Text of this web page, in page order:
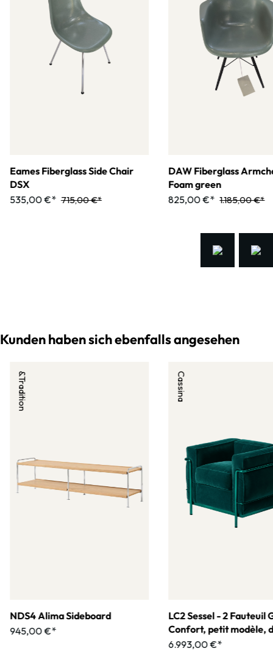
Eames Fiberglass Side Chair
DSX
535,00 €* 715,00 €*
DAW Fiberglass
Foam green
825,00 €* 1.185,00 €*
Kunden haben sich ebenfalls angesehen
&Tradition
NDS4 Alima Sideboard
945,00 €*
Cassina
LC2 Sessel - 2 Fauteuil
Confort, petit modèle,
60 Anniversary
6.993,00 €*